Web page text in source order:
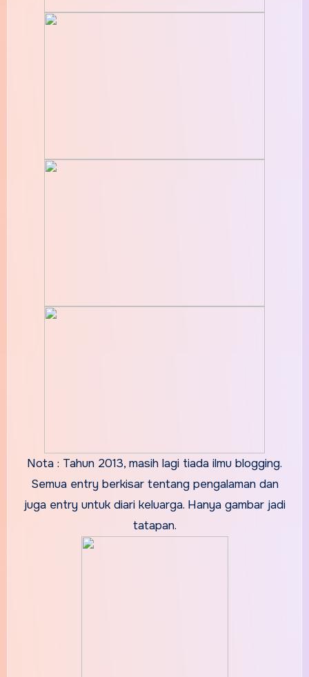
Nota : Tahun 2013, masih lagi tiada ilmu blogging.
Semua entry berkisar tentang pengalaman dan
juga entry untuk diari keluarga. Hanya gambar jadi
tatapan.